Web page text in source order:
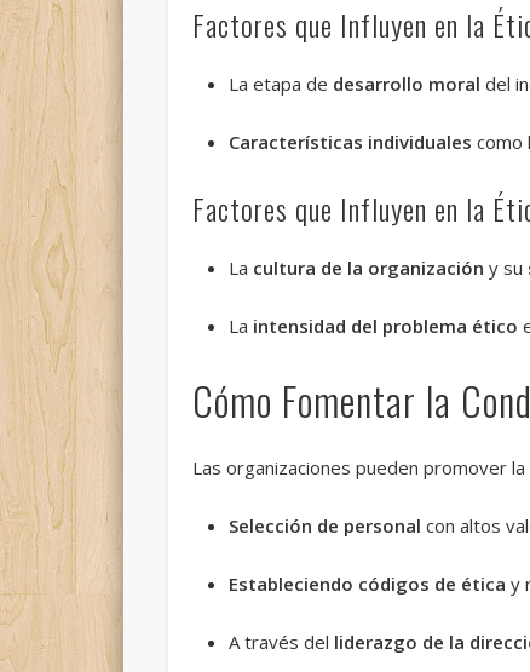
Factores que Influyen en la
La etapa de desarrollo moral del
Características individuales como
Factores que Influyen en la
La cultura de la organización y su
La intensidad del problema ético
Cómo Fomentar la
Las organizaciones pueden promover la
Selección de personal con altos
Estableciendo códigos de ética y
A través del liderazgo de la